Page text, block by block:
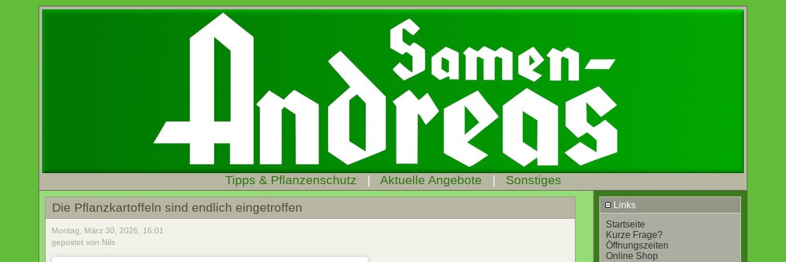
Tipps & Pflanzenschutz | Aktuelle Angebote | Sonstiges
Links
Startseite
Kurze Frage?
Öffnungszeiten
Online Shop
Die Pflanzkartoffeln sind endlich eingetroffen
Montag, März 30, 2026, 16:01
gepostet von Nils